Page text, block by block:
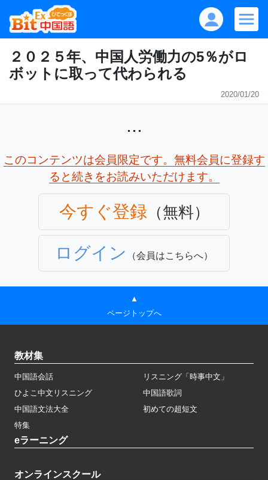
２０２５年、中国人労働力の5％がロ
ボットに取って代わられる
2020/01/20
...
このコンテンツは会員限定です。無料会員に登録す
ると続きをお読みいただけます。
今すぐ登録 （無料）
ログイン （会員はこちらへ）
▲
ページトップへ
教材集
中国語会話
リスニング「時事中文」
ひよこ中文リスニング
中国語歌詞
中国語文法大全
初めての超短文
特集
eラーニング
オンラインスクール